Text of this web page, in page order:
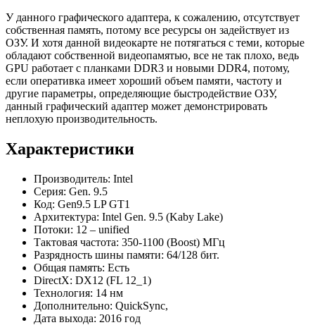
У данного графического адаптера, к сожалению, отсутствует
собственная память, потому все ресурсы он задействует из
ОЗУ. И хотя данной видеокарте не потягаться с теми, которые
обладают собственной видеопамятью, все не так плохо, ведь
GPU работает с планками DDR3 и новыми DDR4, потому,
если оперативка имеет хороший объем памяти, частоту и
другие параметры, определяющие быстродействие ОЗУ,
данный графический адаптер может демонстрировать
неплохую производительность.
Характеристики
Производитель: Intel
Серия: Gen. 9.5
Код: Gen9.5 LP GT1
Архитектура: Intel Gen. 9.5 (Kaby Lake)
Потоки: 12 – unified
Тактовая частота: 350-1100 (Boost) МГц
Разрядность шины памяти: 64/128 бит.
Общая память: Есть
DirectX: DX12 (FL 12_1)
Технология: 14 нм
Дополнительно: QuickSync,
Дата выхода: 2016 год